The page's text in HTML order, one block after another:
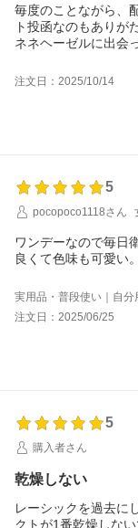
毎度のことながら、
ト投函なのもありが
ネネヘーゼルに出会
注文日：2025/10/14
5
pocopoco1118さん
ワンデーなので毎日
良くて色味も可愛い
実用品・普段使い｜自分
注文日：2025/06/25
5
購入者さん
乾燥しない
レーシックを過去に
クトが1番乾燥しな